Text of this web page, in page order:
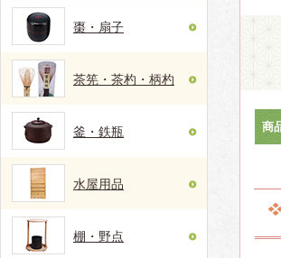
棗・扇子
茶筅・茶杓・柄杓
釜・鉄瓶
水屋用品
棚・野点
商